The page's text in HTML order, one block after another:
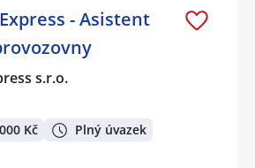
- Asistent
s.r.o.
Kč Plný úvazek